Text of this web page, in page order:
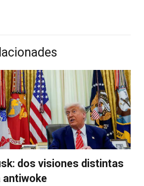
dos visiones distintas
antiwoke